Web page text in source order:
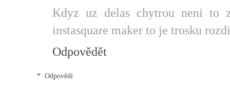
Kdyz uz delas chytrou neni to
instasquare maker to je trosku
Odpovědět
Odpovědi